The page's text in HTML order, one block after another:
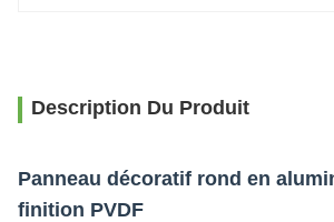
Description Du Produit
Panneau décoratif rond en
finition PVDF